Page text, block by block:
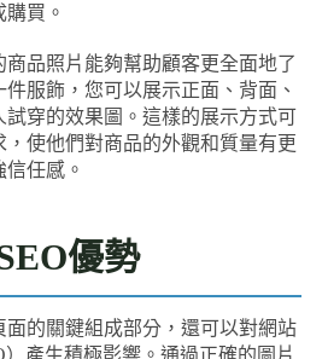
買。
品照片能夠幫助顧客更全面地了
服飾，您可以展示正面、背面、
穿的效果圖。這樣的展示方式可
使他們對商品的外觀和質量有更
任感。
優勢
面的關鍵組成部分，還可以對網站
產生積極影響。通過正確的圖片